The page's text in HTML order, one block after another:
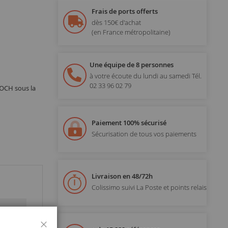
sous la
Frais de ports offerts
dès 150€ d'achat
(en France métropolitaine)
Une équipe de 8 personnes
à votre écoute du lundi au samedi Tél.
02 33 96 02 79
Paiement 100% sécurisé
Sécurisation de tous vos paiements
Livraison en 48/72h
Colissimo suivi La Poste et points relais